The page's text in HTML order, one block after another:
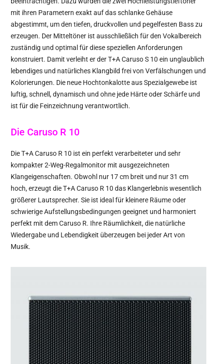
mit ihren Parametern exakt auf das schlanke Gehäuse
abgestimmt, um den tiefen, druckvollen und pegelfesten Bass zu
erzeugen. Der Mitteltöner ist ausschließlich für den Vokalbereich
zuständig und optimal für diese speziellen Anforderungen
konstruiert. Damit verleiht er der T+A Caruso S 10 ein unglaublich
lebendiges und natürliches Klangbild frei von Verfälschungen und
Kolorierungen. Die neue Hochtonkalotte aus Spezialgewebe ist
luftig, schnell, dynamisch und ohne jede Härte oder Schärfe und
ist für die Feinzeichnung verantwortlich.
Die Caruso R 10
Die T+A Caruso R 10 ist ein perfekt verarbeiteter und sehr
kompakter 2-Weg-Regalmonitor mit ausgezeichneten
Klangeigenschaften. Obwohl nur 17 cm breit und nur 31 cm
hoch, erzeugt die T+A Caruso R 10 das Klangerlebnis wesentlich
größerer Lautsprecher. Sie ist ideal für kleinere Räume oder
schwierige Aufstellungsbedingungen geeignet und harmoniert
perfekt mit dem Caruso R. Ihre Räumlichkeit, die natürliche
Wiedergabe und Lebendigkeit überzeugen bei jeder Art von
Musik.